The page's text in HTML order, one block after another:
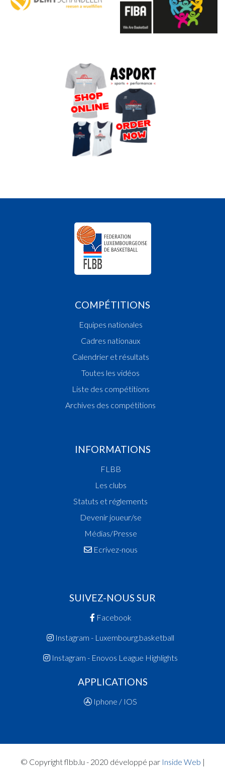
COMPÉTITIONS
Equipes nationales
Cadres nationaux
Calendrier et résultats
Toutes les vidéos
Liste des compétitions
Archives des compétitions
INFORMATIONS
FLBB
Les clubs
Statuts et réglements
Devenir joueur/se
Médias/Presse
Ecrivez-nous
SUIVEZ-NOUS SUR
Facebook
Instagram - Luxembourg.basketball
Instagram - Enovos League Highlights
APPLICATIONS
Iphone / IOS
© Copyright flbb.lu - 2020 développé par Inside Web |